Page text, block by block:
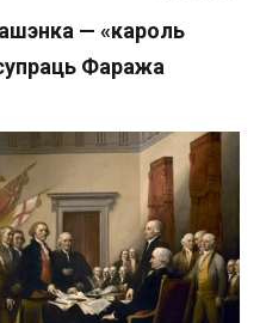
— «кароль
Фаража